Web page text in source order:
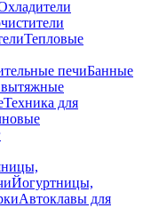
Тепловые
печиБанные
Техника для
Йогуртницы,
Автоклавы для